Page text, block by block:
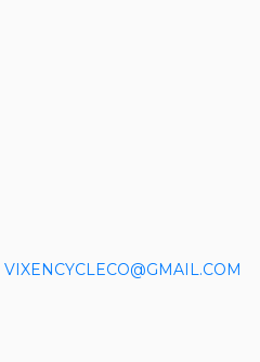
VIXENCYCLECO@GMAIL.COM